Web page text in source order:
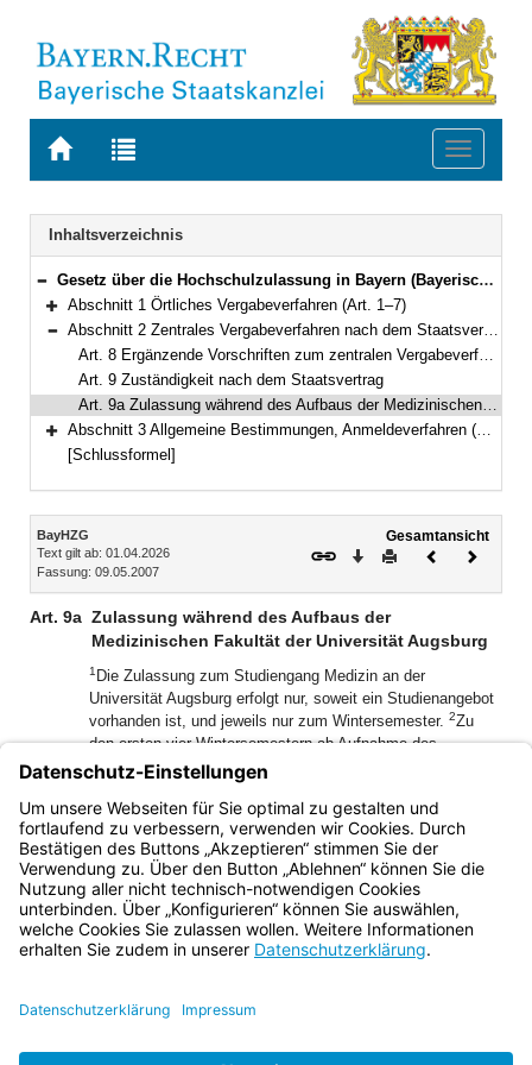
Zur
BAYERN.RECHT
Zur
letzten
Suche
Toggle
Navigation
Inhaltsverzeichnis
Bereich reduzieren
Gesetz über die Hochschulzulassung in Bayern (Bayerisches Hochschulzulassungsgesetz – BayHZG) Vom 9. Mai 2007 (GVBl. S. 320) BayRS 2210-8-2-WK (Art. 1–13)
Bereich erweitern
Abschnitt 1 Örtliches Vergabeverfahren (Art. 1–7)
Bereich reduzieren
Abschnitt 2 Zentrales Vergabeverfahren nach dem Staatsvertrag (Art. 8–9a)
Art. 8 Ergänzende Vorschriften zum zentralen Vergabeverfahren
Art. 9 Zuständigkeit nach dem Staatsvertrag
Art. 9a Zulassung während des Aufbaus der Medizinischen Fakultät der Universität Augsburg
Bereich erweitern
Abschnitt 3 Allgemeine Bestimmungen, Anmeldeverfahren (Art. 10–13)
[Schlussformel]
Inhalt
BayHZG
Text gilt ab: 01.04.2026
Fassung: 09.05.2007
Gesamtansicht
Download
DruckenVorheriges
Art. 9a Zulassung während des Aufbaus der
Medizinischen Fakultät der Universität Augsburg
1 Die Zulassung zum Studiengang Medizin an der
Universität Augsburg erfolgt nur, soweit ein Studienangebot
vorhanden ist, und jeweils nur zum Wintersemester. 2Zu
den ersten vier Wintersemestern ab Aufnahme des
Studienbetriebes werden jeweils 84, zu den darauf
folgenden weiteren drei Wintersemestern jeweils 168
Bewerberinnen oder Bewerber zum Medizinstudium
zugelassen.
Bayern.de
BayernPortal
Impressum